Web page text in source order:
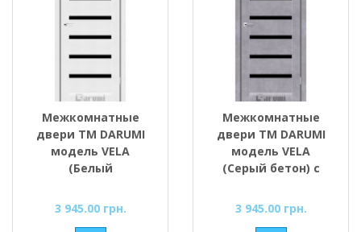
Межкомнатные
двери ТМ DARUMI
модель VELA
(Белый
чёрным стеклом
3 945.00 грн.
Межкомнатные
двери ТМ DARUMI
модель VELA
(Серый бетон) с
3 945.00 грн.